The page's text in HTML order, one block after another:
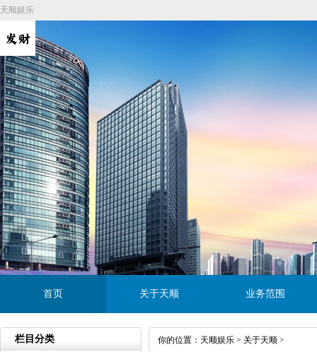
天顺娱乐
首页 关于天顺 业务范围
栏目分类 你的位置： 天顺娱乐 > 关于天顺 >